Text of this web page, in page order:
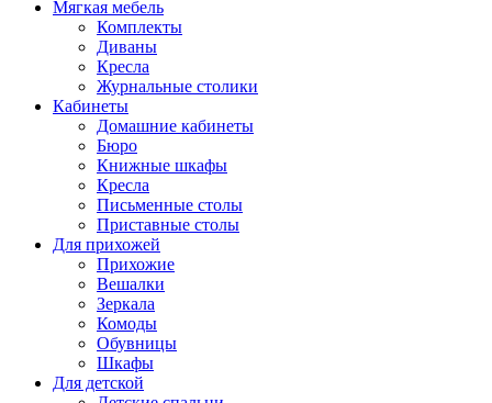
Мягкая мебель
Комплекты
Диваны
Кресла
Журнальные столики
Кабинеты
Домашние кабинеты
Бюро
Книжные шкафы
Кресла
Письменные столы
Приставные столы
Для прихожей
Прихожие
Вешалки
Зеркала
Комоды
Обувницы
Шкафы
Для детской